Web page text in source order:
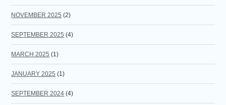
NOVEMBER 2025 (2)
SEPTEMBER 2025 (4)
MARCH 2025 (1)
JANUARY 2025 (1)
SEPTEMBER 2024 (4)